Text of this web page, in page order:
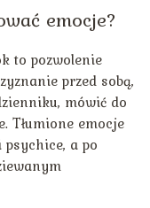
emocje?
to pozwolenie
przed sobą,
mówić do
Tłumione emocje
a po